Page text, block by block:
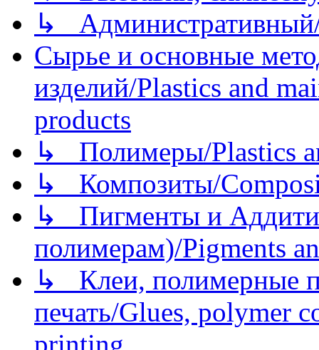
↳
Сырье и основные
изделий/Plastics and
products
↳ Полимеры/Plastics
↳ Композиты/
↳ Пигменты и
полимерам)/Pigments
↳ Клеи, полимерные
печать/Glues, polymer